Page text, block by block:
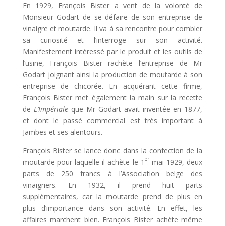
En 1929, François Bister a vent de la volonté de
Monsieur Godart de se défaire de son entreprise de
vinaigre et moutarde. Il va à sa rencontre pour combler
sa curiosité et l’interroge sur son activité.
Manifestement intéressé par le produit et les outils de
l’usine, François Bister rachète l’entreprise de Mr
Godart joignant ainsi la production de moutarde à son
entreprise de chicorée. En acquérant cette firme,
François Bister met également la main sur la recette
de L’Impérialeque Mr Godart avait inventée en 1877,
et dont le passé commercial est très important à
Jambes et ses alentours.
François Bister se lance donc dans la confection de la
moutarde pour laquelle il achète le 1 er mai 1929, deux
parts de 250 francs à l’Association belge des
vinaigriers. En 1932, il prend huit parts
supplémentaires, car la moutarde prend de plus en
plus d’importance dans son activité. En effet, les
affaires marchent bien. François Bister achète même